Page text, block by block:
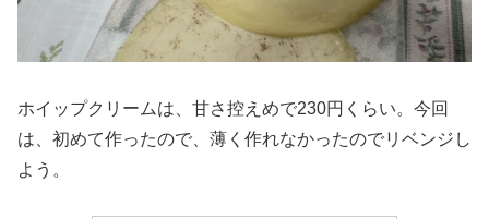
ホイップクリームは、甘さ控えめで230円くらい。今回
は、初めて作ったので、薄く作れなかったのでリベンジし
よう。